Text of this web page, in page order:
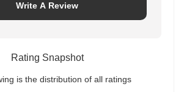
Write A Review
Rating Snapshot
is the distribution of all ratings